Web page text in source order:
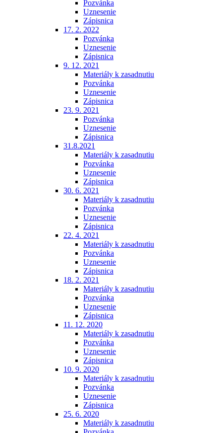
Pozvánka
Uznesenie
Zápisnica
17. 2. 2022
Pozvánka
Uznesenie
Zápisnica
9. 12. 2021
Materiály k zasadnutiu
Pozvánka
Uznesenie
Zápisnica
23. 9. 2021
Pozvánka
Uznesenie
Zápisnica
31.8.2021
Materiály k zasadnutiu
Pozvánka
Uznesenie
Zápisnica
30. 6. 2021
Materiály k zasadnutiu
Pozvánka
Uznesenie
Zápisnica
22. 4. 2021
Materiály k zasadnutiu
Pozvánka
Uznesenie
Zápisnica
18. 2. 2021
Materiály k zasadnutiu
Pozvánka
Uznesenie
Zápisnica
11. 12. 2020
Materiály k zasadnutiu
Pozvánka
Uznesenie
Zápisnica
10. 9. 2020
Materiály k zasadnutiu
Pozvánka
Uznesenie
Zápisnica
25. 6. 2020
Materiály k zasadnutiu